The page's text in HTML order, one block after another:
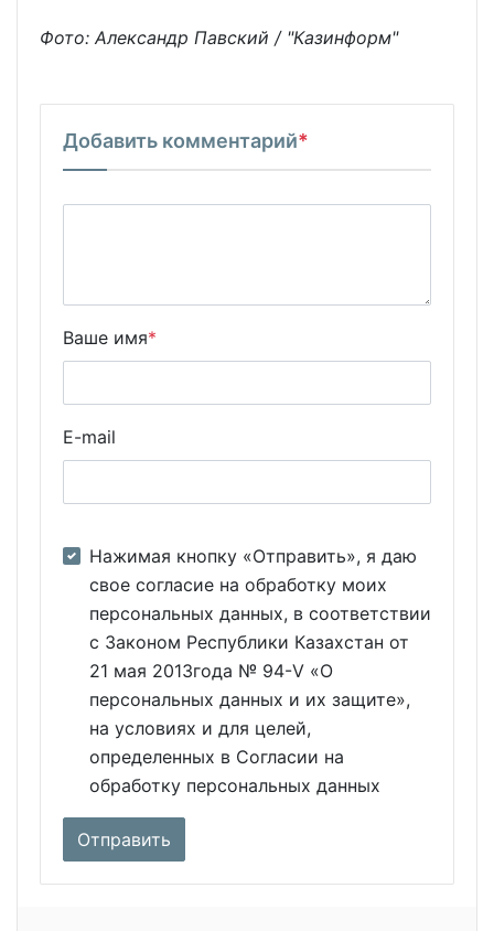
Фото: Александр Павский / "Казинформ"
Добавить комментарий*
Ваше имя*
E-mail
Нажимая кнопку «Отправить», я даю
свое согласие на обработку моих
персональных данных, в соответствии
с Законом Республики Казахстан от
21 мая 2013года № 94-V «О
персональных данных и их защите»,
на условиях и для целей,
определенных в Согласии на
обработку персональных данных